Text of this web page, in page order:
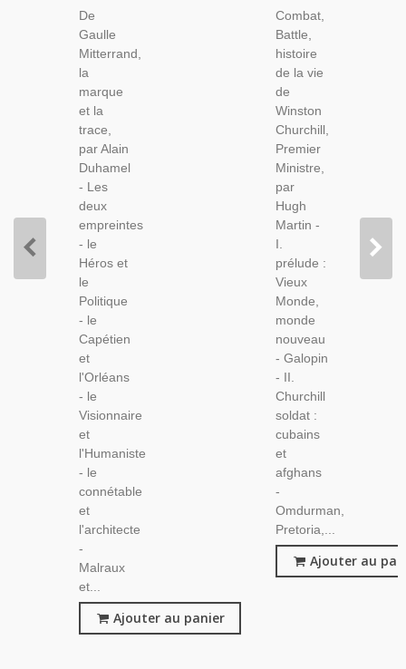
Marque
Et La
Trace,
Alain
Duhamel,
1991 -
Politique,
Président
De La
République
De
Gaulle
Mitterrand,
la
marque
et la
trace,
par Alain
Duhamel
- Les
deux
empreintes
- le
Héros et
le
Politique
- le
Capétien
et
l'Orléans
- le
Visionnaire
et
l'Humaniste
- le
connétable
et
l'architecte
-
Malraux
et...
Ajouter au panier
Winston
Churchill,
Hugh
Martin,
1942 -
Angleterre,
Politique
Combat,
Battle,
histoire
de la vie
de
Winston
Churchill,
Premier
Ministre,
par
Hugh
Martin -
I.
prélude :
Vieux
Monde,
monde
nouveau
- Galopin
- II.
Churchill
soldat :
cubains
et
afghans
-
Omdurman,
Pretoria,...
Ajouter au